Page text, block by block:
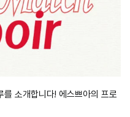
소개합니다! 에스쁘아의 프로